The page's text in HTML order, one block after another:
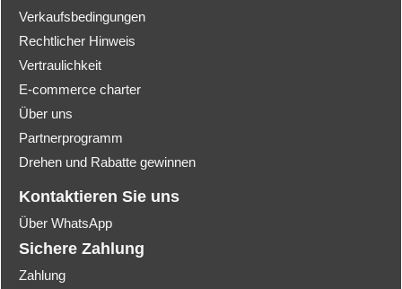
Verkaufsbedingungen
Rechtlicher Hinweis
Vertraulichkeit
E-commerce charter
Über uns
Partnerprogramm
Drehen und Rabatte gewinnen
Kontaktieren Sie uns
Über WhatsApp
Sichere Zahlung
Zahlung